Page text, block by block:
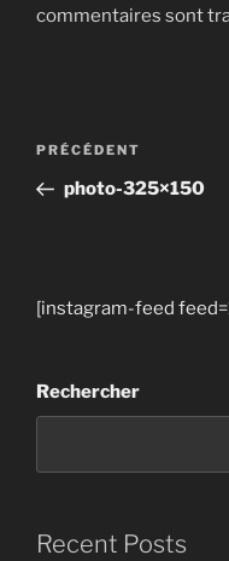
commentaires sont
Navigation
l’article
Article
précédent
PRÉCÉDENT
photo-325×150
[instagram-feed
Rechercher
Recent Posts